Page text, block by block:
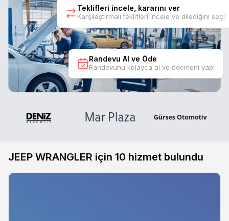
Teklifleri incele, kararını ver
Karşılaştırmalı teklifleri incele ve dilediğini seç!
Randevu Al ve Öde
Randevunu kolayca al ve ödemeni yap!
JEEP WRANGLER için 10 hizmet bulundu